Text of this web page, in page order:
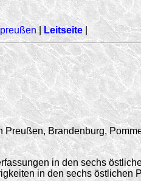
| Leitseite|
Brandenburg,
in den sechs
in den sechs östlichen